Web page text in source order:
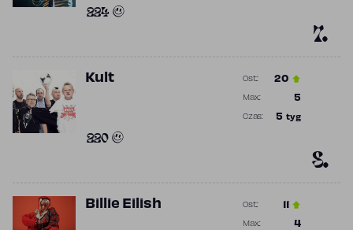
7.
224
8.
Kult
220
20
Ost.:
5
Max.:
5 tyg
Czas:
Billie Eilish Ost.:
4
Max.: